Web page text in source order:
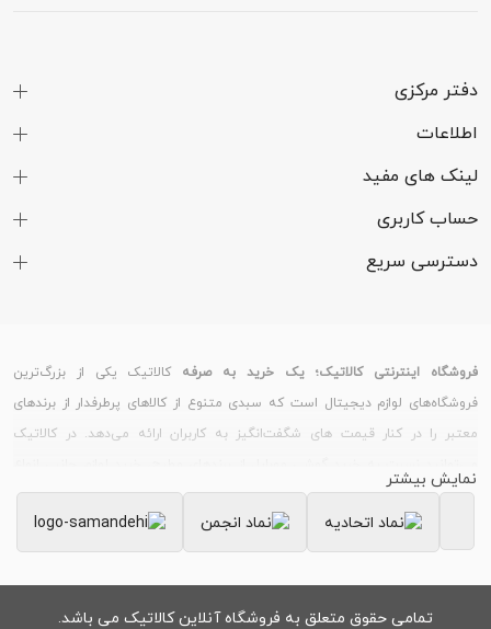
دفتر مرکزی
اطلاعات
لینک های مفید
حساب کاربری
دسترسی سریع
فروشگاه اینترنتی کالاتیک؛ یک خرید به صرفه کالاتیک یکی از بزرگ‌ترین
فروشگاه‌های لوازم دیجیتال است که سبدی متنوع از کالاهای پرطرفدار از برندهای
معتبر را در کنار قیمت های شگفت‌انگیز به کاربران ارائه می‌دهد. در کالاتیک
گوشی و تبلت، خرید ساعت هوشمند و دستبند سلامت و خرید لپ تاپ و لوازم
جانبی کامپیوتر اقدام کنید.
نمایش بیشتر
تمامی حقوق متعلق به فروشگاه آنلاین کالاتیک می باشد.